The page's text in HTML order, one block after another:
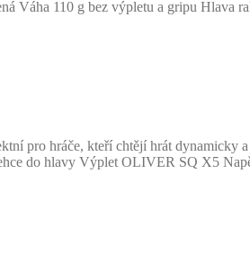
Váha 110 g bez výpletu a gripu Hlava
pro hráče, kteří chtějí hrát
do hlavy Výplet OLIVER SQ X5